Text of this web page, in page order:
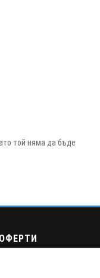
той няма да бъде